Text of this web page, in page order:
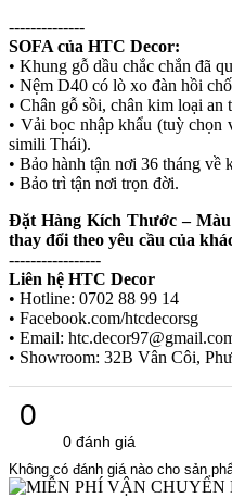
--------------
SOFA của HTC Decor:
• Khung gỗ dầu chắc chắn đã
• Nệm D40 có lò xo đàn hồi
• Chân gỗ sồi, chân kim loại an
• Vải bọc nhập khẩu (tuỳ
simili Thái).
• Bảo hành tận nơi 36 tháng về
• Bảo trì tận nơi trọn đời.
Đặt Hàng Kích Thước –
thay đổi theo yêu cầu của
-----------------
Liên hệ HTC Decor
• Hotline: 0702 88 99 14
• Facebook.com/htcdecorsg
• Email:
• Showroom: 32B Vân Côi,
0
0 đánh giá
Không có đánh giá nào cho sản